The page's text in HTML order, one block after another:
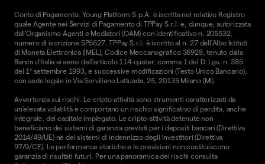
Conto di Pagamento. Young Platform S.p.A. è iscritta nel relativo Registro
quale Agente nei Servizi di Pagamento di TPPay S.r.l. e, dunque, autorizzata
dall’Organismo Agenti e Mediatori (OAM) con identificativo n. 205532,
numero di iscrizione SP5627. TPPay S.r.l. è iscritto al n. 27 dell’Albo Istituti
di Moneta Elettronica (IMEL), Codice Meccanografico 36928, tenuto dalla
Banca d’Italia ai sensi dell’articolo 114-quater, comma 1 del D. Lgs. n. 385
del 1° settembre 1993, e successive modificazioni (Testo Unico Bancario),
con sede legale in Via Serviliano Lattuada, 25, 20135 Milano (MI).
Avvertenza sui rischi. Le cripto-attività sono strumenti caratterizzati da
un'elevata volatilità e comportano un rischio significativo di perdita, anche
integrale, del capitale impiegato. Le cripto-attività detenute non
beneficiano dei sistemi di garanzia previsti per i depositi bancari (Direttiva
2014/49/UE) né dei sistemi di indennizzo degli investitori (Direttiva
97/9/CE). Le performance storiche e le previsioni non costituiscono
garanzia di risultati futuri. Per una panoramica dei rischi consulta